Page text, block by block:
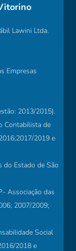
Lawini Ltda.
Empresas
2013/2015).
Contabilista de
2019 e
Estado de São
Associação das
2007/2009;
Social
2018 e